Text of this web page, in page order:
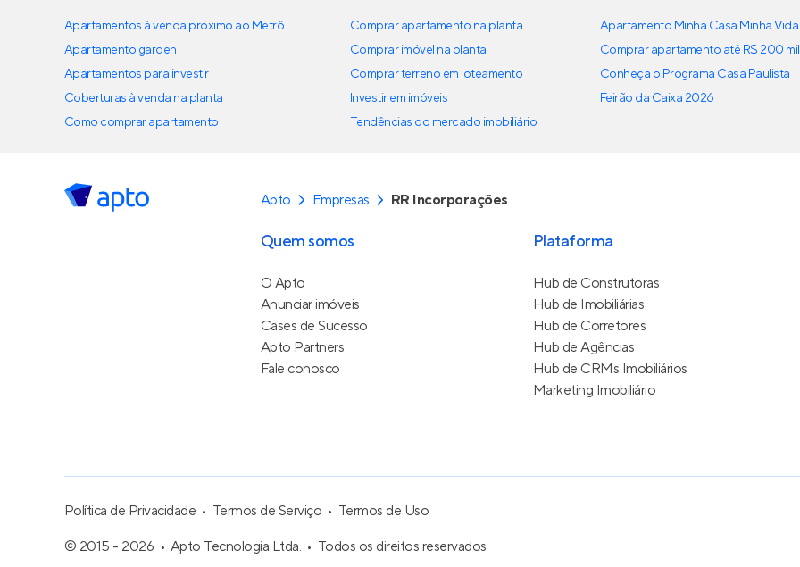
Apartamentos à venda próximo ao Metrô
Apartamento garden
Apartamentos para investir
Coberturas à venda na planta
Como comprar apartamento
Comprar apartamento na planta
Comprar imóvel na planta
Comprar terreno em loteamento
Investir em imóveis
Tendências do mercado imobiliário
Apartamento Minha Casa Minha Vida
Comprar apartamento até R$ 200 mil
Conheça o Programa Casa Paulista
Feirão da Caixa 2026
Apto Empresas RR Incorporações
Quem somos
O Apto
Anunciar imóveis
Cases de Sucesso
Apto Partners
Fale conosco
Plataforma
Hub de Construtoras
Hub de Imobiliárias
Hub de Corretores
Hub de Agências
Hub de CRMs Imobiliários
Marketing Imobiliário
Política de Privacidade Termos de Serviço
Termos de Uso
© 2015 - 2026
Apto Tecnologia Ltda. Todos os direitos reservados